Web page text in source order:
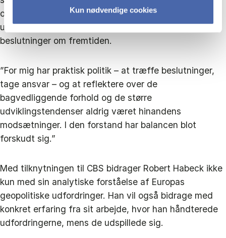
Kun nødvendige cookies
og politik et fælles formål, nemlig at forstå komplekse
udviklinger, analysere risici og træffe velbegrundede
beslutninger om fremtiden.
”For mig har praktisk politik – at træffe beslutninger,
tage ansvar – og at reflektere over de
bagvedliggende forhold og de større
udviklingstendenser aldrig været hinandens
modsætninger. I den forstand har balancen blot
forskudt sig.”
Med tilknytningen til CBS bidrager Robert Habeck ikke
kun med sin analytiske forståelse af Europas
geopolitiske udfordringer. Han vil også bidrage med
konkret erfaring fra sit arbejde, hvor han håndterede
udfordringerne, mens de udspillede sig.